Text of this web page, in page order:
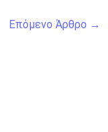
h
a
Επόμενο Άρθρο →